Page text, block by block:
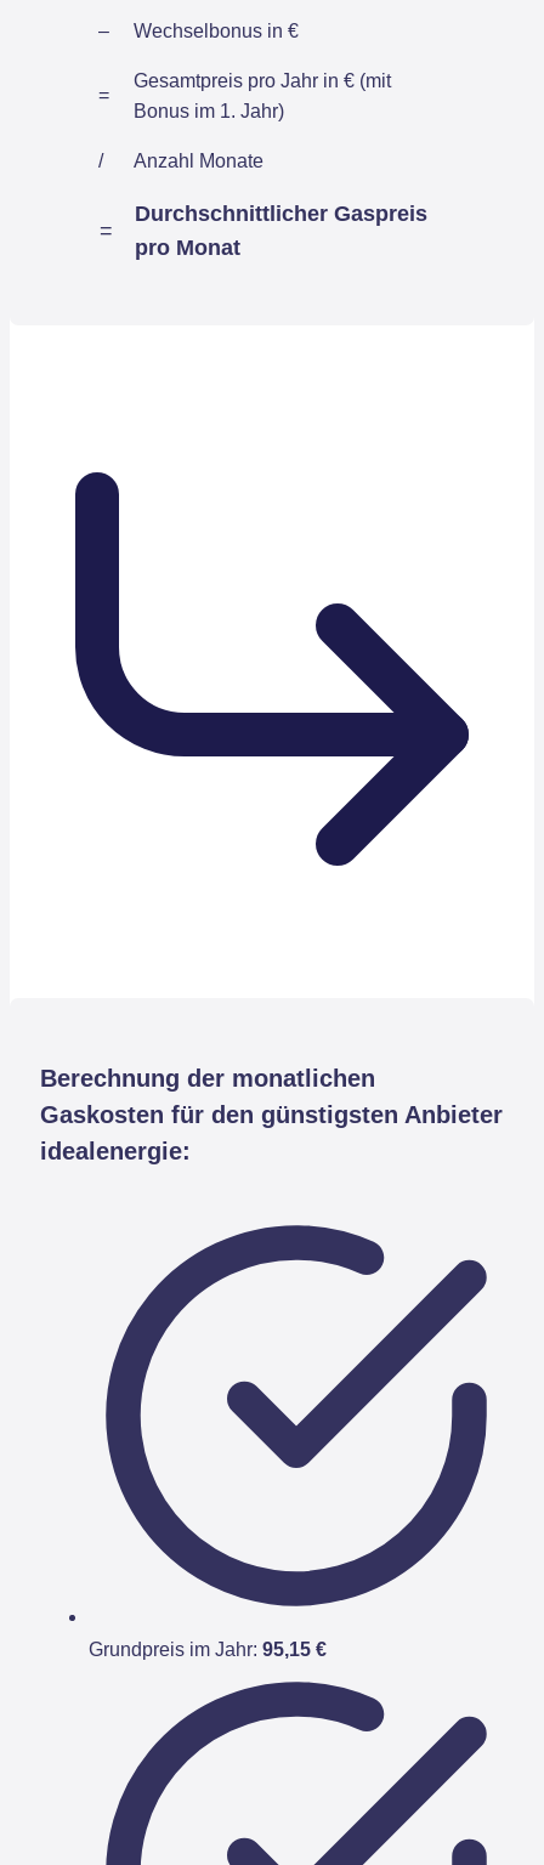
– Wechselbonus in €
=
Gesamtpreis pro Jahr in € (mit
Bonus im 1. Jahr)
/ Anzahl Monate
=
Durchschnittlicher Gaspreis
pro Monat
Berechnung der monatlichen
Gaskosten für den günstigsten Anbieter
idealenergie:
Grundpreis im Jahr: 95,15 €